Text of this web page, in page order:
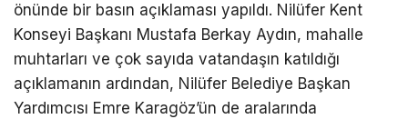
önünde bir basın açıklaması yapıldı. Nilüfer Kent
Konseyi Başkanı Mustafa Berkay Aydın, mahalle
muhtarları ve çok sayıda vatandaşın katıldığı
açıklamanın ardından, Nilüfer Belediye Başkan
Yardımcısı Emre Karagöz’ün de aralarında